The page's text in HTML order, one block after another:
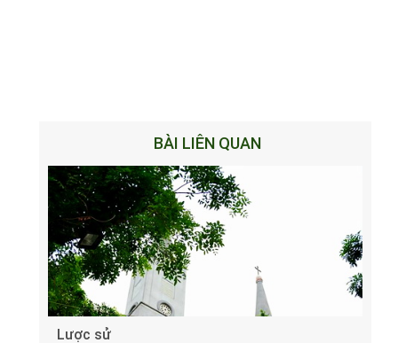
BÀI LIÊN QUAN
Lược sử